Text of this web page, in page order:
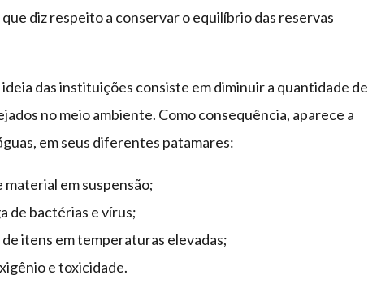
diz respeito a conservar o equilíbrio das reservas
das instituições consiste em diminuir a quantidade de
no meio ambiente. Como consequência, aparece a
em seus diferentes patamares:
em suspensão;
de bactérias e vírus;
itens em temperaturas elevadas;
e toxicidade.